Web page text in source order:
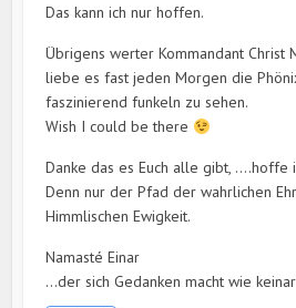
Das kann ich nur hoffen.
Übrigens werter Kommandant Christ
liebe es fast jeden Morgen die
faszinierend funkeln zu sehen.
Wish I could be there
Danke das es Euch alle gibt, ….hoffe
Denn nur der Pfad der wahrlichen
Himmlischen Ewigkeit.
Namasté Einar
…der sich Gedanken macht wie keinar